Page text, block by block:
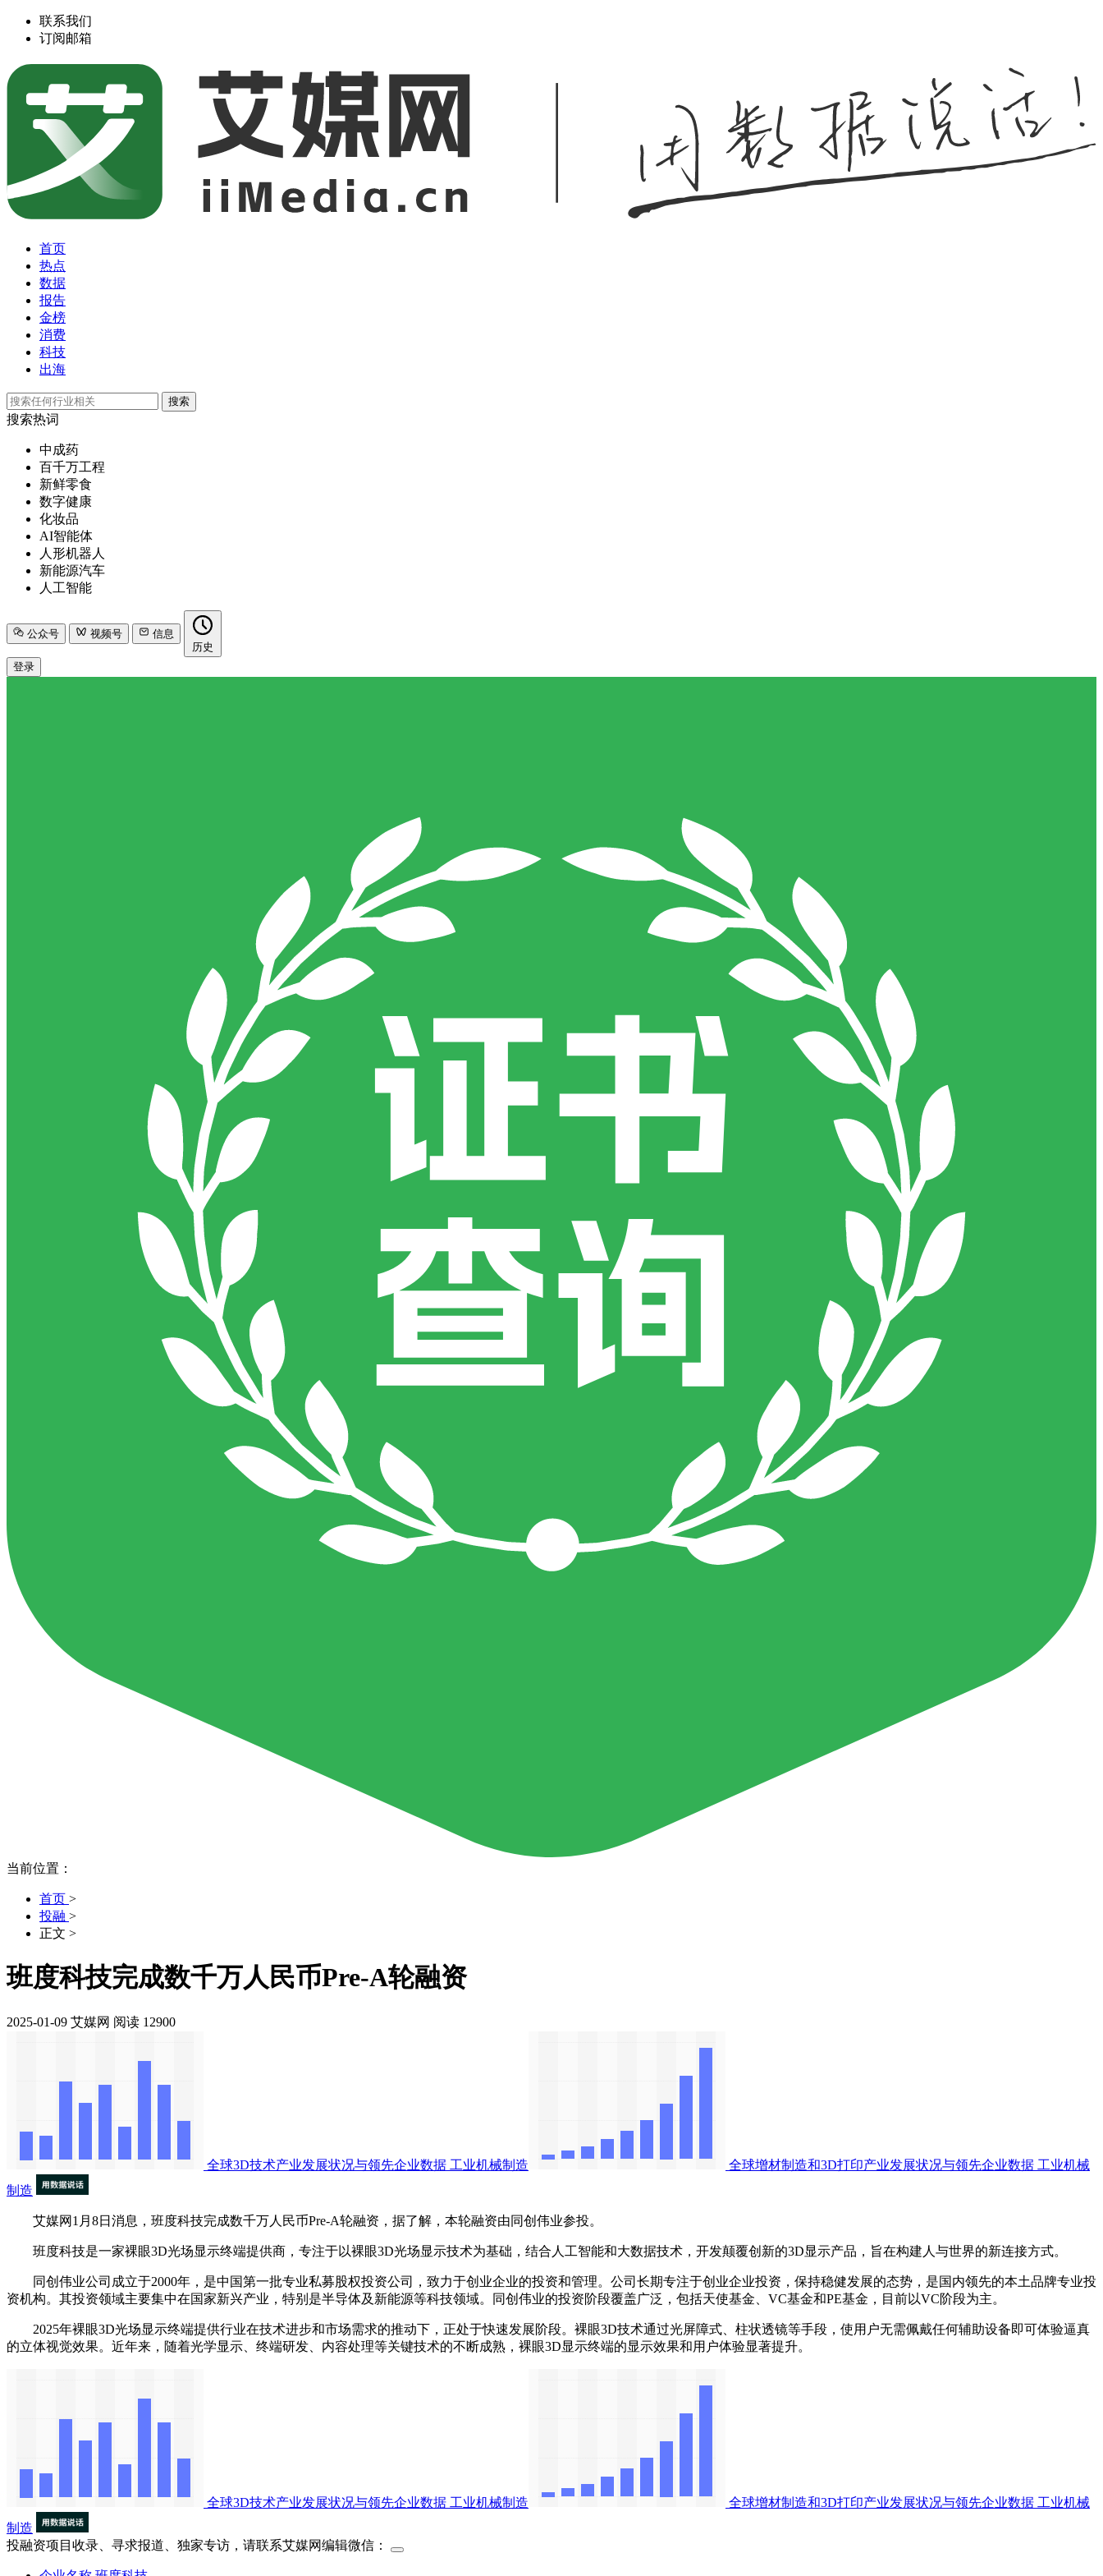
联系我们
订阅邮箱
首页
热点
数据
报告
金榜
消费
科技
出海
搜索
搜索热词
中成药
百千万工程
新鲜零食
数字健康
化妆品
AI智能体
人形机器人
新能源汽车
人工智能
公众号 视频号
信息
历史
登录
当前位置：
首页 >
投融 >
正文 >
班度科技完成数千万人民币Pre-A轮融资
2025-01-09 艾媒网 阅读 12900
全球3D技术产业发展状况与领先企业数据 工业机械制造 全球增材制造和3D打印产业发展状况与领先企业数据 工业机械
制造
艾媒网1月8日消息，班度科技完成数千万人民币Pre-A轮融资，据了解，本轮融资由同创伟业参投。
班度科技是一家裸眼3D光场显示终端提供商，专注于以裸眼3D光场显示技术为基础，结合人工智能和大数据技术，开发颠覆创新的3D显示产品，旨在构建人与世界的新连接方式。
‌同创伟业公司成立于2000年，是中国第一批专业私募股权投资公司，致力于创业企业的投资和管理。‌公司长期专注于创业企业投资，保持稳健发展的态势，是国内领先的本土品牌专业投
资机构。‌其投资领域主要集中在国家新兴产业，特别是半导体及新能源等科技领域。同创伟业的投资阶段覆盖广泛，包括天使基金、VC基金和PE基金，目前以VC阶段为主。
2025年裸眼3D光场显示终端提供行业在技术进步和市场需求的推动下，正处于快速发展阶段。裸眼3D技术通过光屏障式、柱状透镜等手段，使用户无需佩戴任何辅助设备即可体验逼真
的立体视觉效果。近年来，随着光学显示、终端研发、内容处理等关键技术的不断成熟，裸眼3D显示终端的显示效果和用户体验显著提升。
全球3D技术产业发展状况与领先企业数据 工业机械制造 全球增材制造和3D打印产业发展状况与领先企业数据 工业机械
制造
投融资项目收录、寻求报道、独家专访，请联系艾媒网编辑微信：